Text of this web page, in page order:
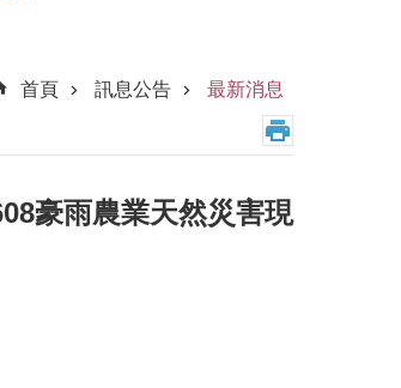
首頁
訊息公告 最新消息
豪雨農業天然災害現